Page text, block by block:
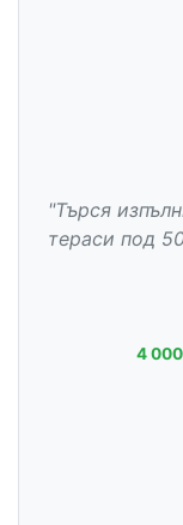
"Търся
тераси под
4